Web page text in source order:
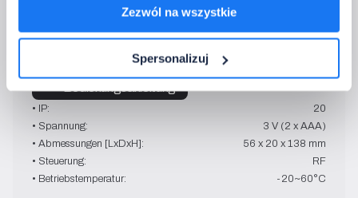
Zezwól na wszystkie
Spersonalizuj
WEISS • RGB • RGBW •
→   Bedienungsanleitung
• IP:
20
• Spannung:
3 V (2 x AAA)
• Abmessungen [LxDxH]:
56 x 20 x 138 mm
• Steuerung:
RF
• Betriebstemperatur:
-20~60°C